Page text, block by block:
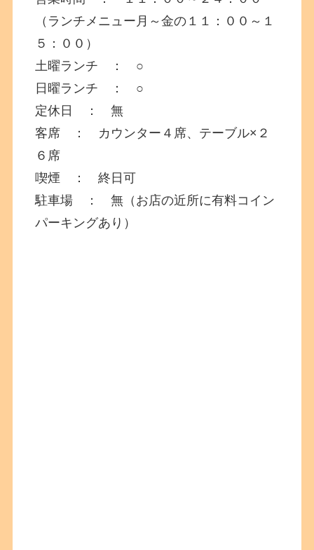
（ランチメニュー月～金の１１：００～１
５：００）
土曜ランチ ： ○
日曜ランチ ： ○
定休日 ： 無
客席 ： カウンター４席、テーブル×２
６席
喫煙 ： 終日可
駐車場 ： 無（お店の近所に有料コイン
パーキングあり）